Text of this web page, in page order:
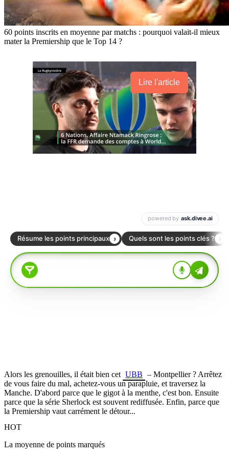
60 points inscrits en moyenne par matchs : pourquoi valait-il mieux
mater la Premiership que le Top 14 ?
Lire l'article
Alors les grenouilles, il était bien cet UBB – Montpellier ? Arrêtez
de vous faire du mal, achetez-vous un parapluie, et traversez la
Manche. D'abord parce que le gigot à la menthe, c'est bon. Ensuite
parce que la série Sherlock est souvent rediffusée. Enfin, parce que
la Premiership vaut carrément le détour...
HOT
La moyenne de points marqués